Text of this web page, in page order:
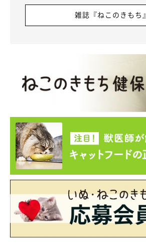
雑誌『ねこのきもち』